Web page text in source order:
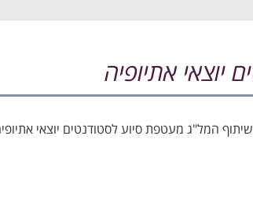
יוצאי אתיופיה
המל"ג מעטפת סיוע לסטודנטים יוצאי